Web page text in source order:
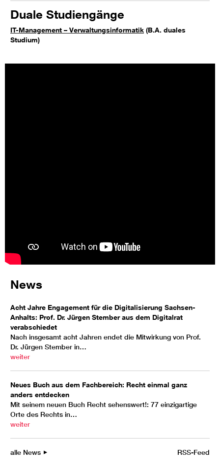
Duale Studiengänge
IT-Management – Verwaltungsinformatik (B.A. duales
Studium)
News
Acht Jahre Engagement für die Digitalisierung Sachsen-
Anhalts: Prof. Dr. Jürgen Stember aus dem Digitalrat
verabschiedet
Nach insgesamt acht Jahren endet die Mitwirkung von Prof.
Dr. Jürgen Stember in…
weiter
Neues Buch aus dem Fachbereich: Recht einmal ganz
anders entdecken
Mit seinem neuen Buch Recht sehenswert!: 77 einzigartige
Orte des Rechts in…
weiter
alle News RSS-Feed